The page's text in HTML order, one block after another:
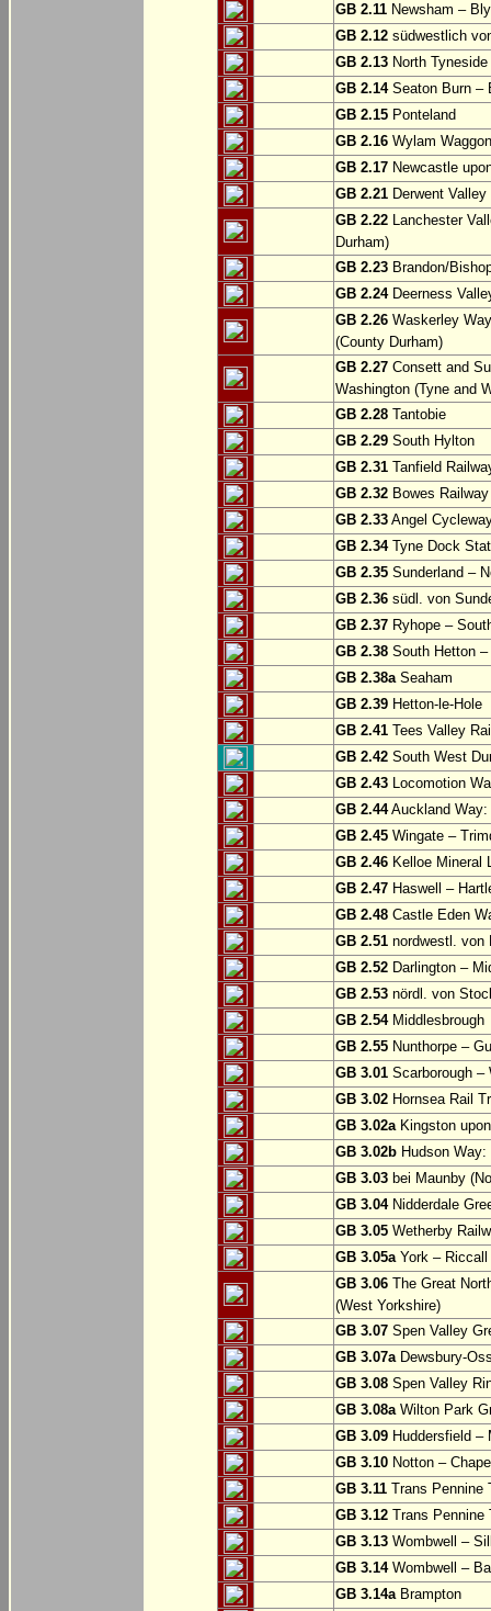
GB 2.11 Newsham –
GB 2.12 südwestlich
GB 2.13 North
GB 2.14Seaton Burn –
GB 2.15 Ponteland
GB 2.16 Wylam
GB 2.17 Newcastle
GB 2.21 Derwent
GB 2.22 Lanchester
Durham)
GB 2.23 Brandon/
GB 2.24Deerness
GB 2.26 Waskerley
(County Durham)
GB 2.27 Consett and
Washington (Tyne and
GB 2.28 Tantobie
GB 2.29 South Hylton
GB 2.31 Tanfield
GB 2.32 Bowes
GB 2.33 Angel
GB 2.34Tyne Dock
GB 2.35 Sunderland –
GB 2.36 südl. von
GB 2.37 Ryhope –
GB 2.38 South Hetton
GB 2.38aSeaham
GB 2.39 Hetton-le-Hole
GB 2.41 Tees Valley
GB 2.42 South West
GB 2.43 Locomotion
GB 2.44Auckland Way:
GB 2.45 Wingate –
GB 2.46 Kelloe Mineral
GB 2.47 Haswell –
GB 2.48 Castle Eden
GB 2.51 nordwestl. von
GB 2.52 Darlington –
GB 2.53 nördl. von
GB 2.54Middlesbrough
GB 2.55 Nunthorpe –
GB 3.01 Scarborough –
GB 3.02 Hornsea Rail
GB 3.02aKingston
GB 3.02b Hudson
GB 3.03 bei Maunby
GB 3.04Nidderdale
GB 3.05 Wetherby
GB 3.05aYork – Riccall
GB 3.06 The Great
(West Yorkshire)
GB 3.07 Spen Valley
GB 3.07aDewsbury-
GB 3.08 Spen Valley
GB 3.08aWilton Park
GB 3.09 Huddersfield –
GB 3.10 Notton –
GB 3.11 Trans Pennine
GB 3.12 Trans Pennine
GB 3.13 Wombwell –
GB 3.14Wombwell –
GB 3.14aBrampton